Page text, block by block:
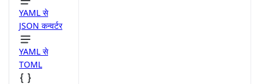
YAML से
JSON कन्वर्टर
YAML से
TOML